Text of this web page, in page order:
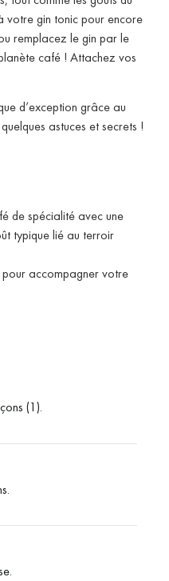
votre gin tonic pour encore
remplacez le gin par le
café ! Attachez vos
d’exception grâce au
astuces et secrets !
de spécialité avec une
typique lié au terroir
accompagner votre
(1).